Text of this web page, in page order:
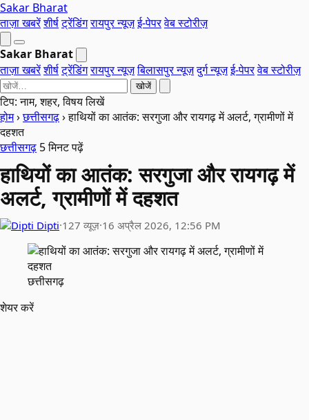
Sakar Bharat
ताज़ा खबरेंशीर्षट्रेंडिंगरायपुर न्यूज़ई-पेपरवेब स्टोरीज़
Sakar Bharat
ताज़ा खबरेंशीर्षट्रेंडिंगरायपुर न्यूज़बिलासपुर न्यूज़दुर्ग न्यूज़ई-पेपरवेब स्टोरीज़
खोजें
टिप: नाम, शहर, विषय लिखें
होम›छत्तीसगढ़›हाथियों का आतंक: सरगुजा और रायगढ़ में अलर्ट, ग्रामीणों में
दहशत
छत्तीसगढ़ 5 मिनट पढ़ें
हाथियों का आतंक: सरगुजा और रायगढ़ में
अलर्ट, ग्रामीणों में दहशत
Dipti·127 व्यूज़·16 अप्रैल 2026, 12:56 PM
छत्तीसगढ़
शेयर करें